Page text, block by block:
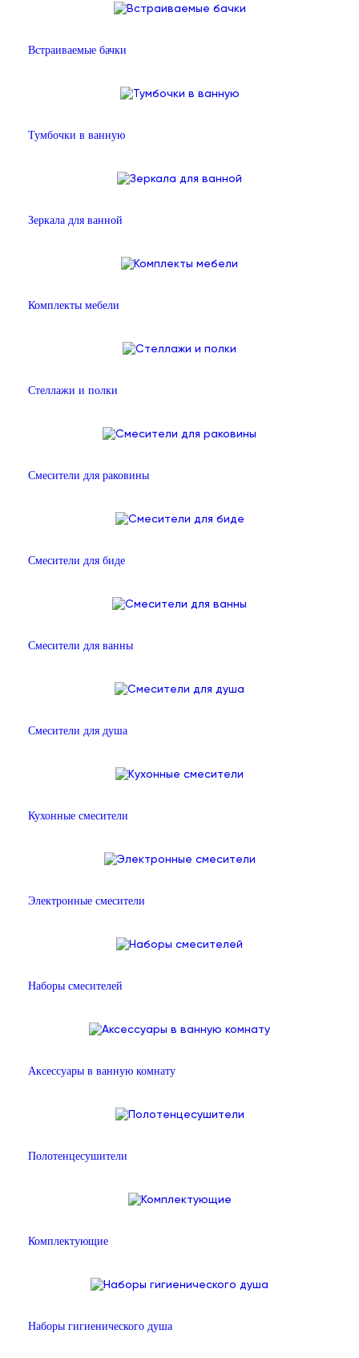
Встраиваемые бачки
Тумбочки в ванную
Зеркала для ванной
Комплекты мебели
Стеллажи и полки
Смесители для раковины
Смесители для биде
Смесители для ванны
Смесители для душа
Кухонные смесители
Электронные смесители
Наборы смесителей
Аксессуары в ванную комнату
Полотенцесушители
Комплектующие
Наборы гигиенического душа